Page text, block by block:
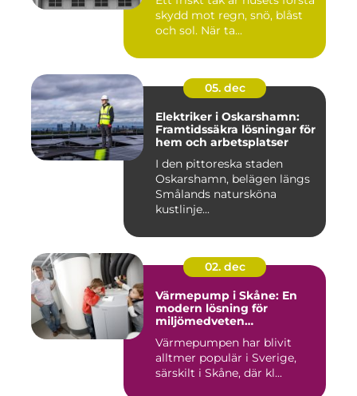
skydd mot regn, snö, blåst
och sol. När ta...
05. dec
Elektriker i Oskarshamn:
Framtidssäkra lösningar för
hem och arbetsplatser
I den pittoreska staden
Oskarshamn, belägen längs
Smålands natursköna
kustlinje...
02. dec
Värmepump i Skåne: En
modern lösning för
miljömedveten
Värmepumpen har blivit
alltmer populär i Sverige,
särskilt i Skåne, där kl...